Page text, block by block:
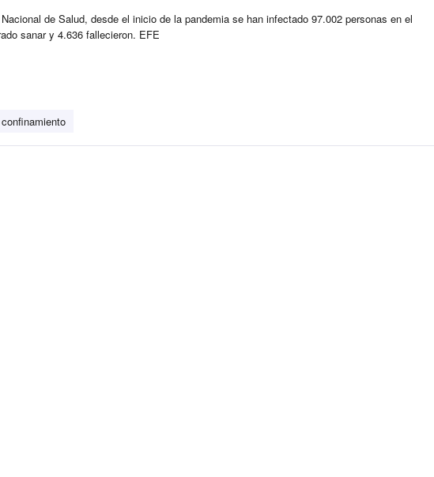
de Salud, desde el inicio de la pandemia se han infectado 97.002 personas en el
sanar y 4.636 fallecieron. EFE